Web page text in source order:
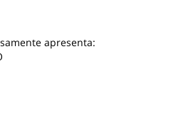
apresenta: